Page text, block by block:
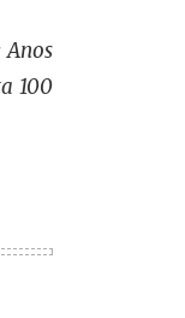
Anos
100